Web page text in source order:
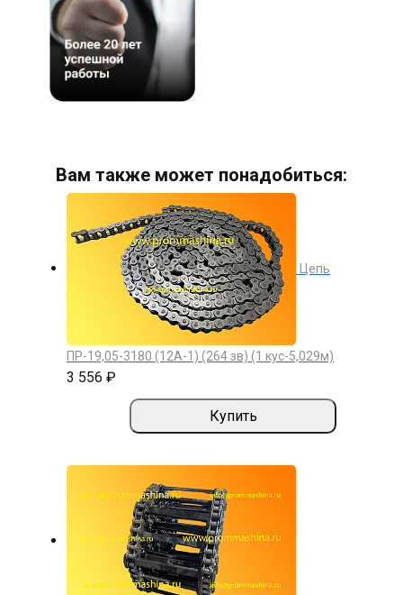
Вам также может понадобиться:
Цепь
ПР-19,05-3180 (12А-1) (264 зв) (1 кус-5,029м)
3 556 ₽
Купить